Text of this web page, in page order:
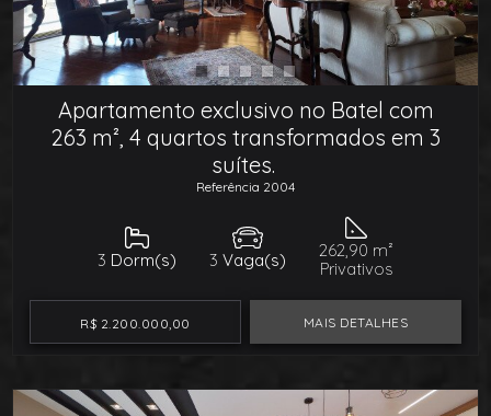
Apartamento exclusivo no Batel com
263 m², 4 quartos transformados em 3
suítes.
Referência 2004
3 Dorm(s) 3 Vaga(s)
262,90 m²
Privativos
R$ 2.200.000,00 MAIS DETALHES